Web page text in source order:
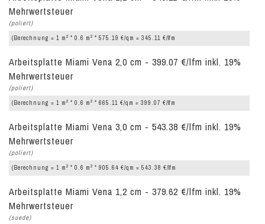
Mehrwertsteuer
(poliert)
(Berechnung = 1 m 2 * 0.6 m 2 * 575.19 €/qm = 345.11 €/lfm
Arbeitsplatte Miami Vena 2,0 cm - 399.07 €/lfm inkl. 19%
Mehrwertsteuer
(poliert)
(Berechnung = 1 m 2 * 0.6 m 2 * 665.11 €/qm = 399.07 €/lfm
Arbeitsplatte Miami Vena 3,0 cm - 543.38 €/lfm inkl. 19%
Mehrwertsteuer
(poliert)
(Berechnung = 1 m 2 * 0.6 m 2 * 905.64 €/qm = 543.38 €/lfm
Arbeitsplatte Miami Vena 1,2 cm - 379.62 €/lfm inkl. 19%
Mehrwertsteuer
(suede)